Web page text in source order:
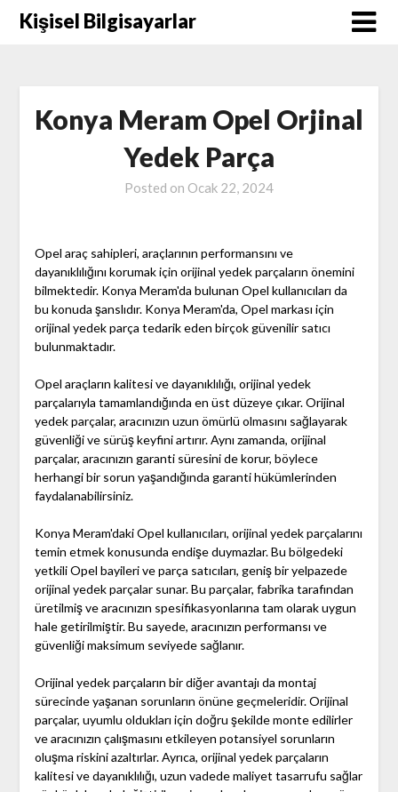
SkipKişisel Bilgisayarlar
Konya Meram Opel Orjinal
Yedek Parça
Posted on Ocak 22, 2024
Opel araç sahipleri, araçlarının performansını ve
dayanıklılığını korumak için orijinal yedek parçaların önemini
bilmektedir. Konya Meram'da bulunan Opel kullanıcıları da
bu konuda şanslıdır. Konya Meram'da, Opel markası için
orijinal yedek parça tedarik eden birçok güvenilir satıcı
bulunmaktadır.
Opel araçların kalitesi ve dayanıklılığı, orijinal yedek
parçalarıyla tamamlandığında en üst düzeye çıkar. Orijinal
yedek parçalar, aracınızın uzun ömürlü olmasını sağlayarak
güvenliği ve sürüş keyfini artırır. Aynı zamanda, orijinal
parçalar, aracınızın garanti süresini de korur, böylece
herhangi bir sorun yaşandığında garanti hükümlerinden
faydalanabilirsiniz.
Konya Meram'daki Opel kullanıcıları, orijinal yedek parçalarını
temin etmek konusunda endişe duymazlar. Bu bölgedeki
yetkili Opel bayileri ve parça satıcıları, geniş bir yelpazede
orijinal yedek parçalar sunar. Bu parçalar, fabrika tarafından
üretilmiş ve aracınızın spesifikasyonlarına tam olarak uygun
hale getirilmiştir. Bu sayede, aracınızın performansı ve
güvenliği maksimum seviyede sağlanır.
Orijinal yedek parçaların bir diğer avantajı da montaj
sürecinde yaşanan sorunların önüne geçmeleridir. Orijinal
parçalar, uyumlu oldukları için doğru şekilde monte edilirler
ve aracınızın çalışmasını etkileyen potansiyel sorunların
oluşma riskini azaltırlar. Ayrıca, orijinal yedek parçaların
kalitesi ve dayanıklılığı, uzun vadede maliyet tasarrufu sağlar